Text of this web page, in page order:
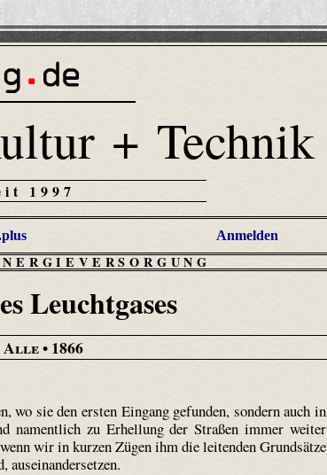
+ Technik
1997
Anmelden
Leuchtgases
Alle• 1866
wo sie den ersten Eingang gefunden, sondern auch in
namentlich zu Erhellung der Straßen immer weiter
wir in kurzen Zügen ihm die leitenden Grundsätze